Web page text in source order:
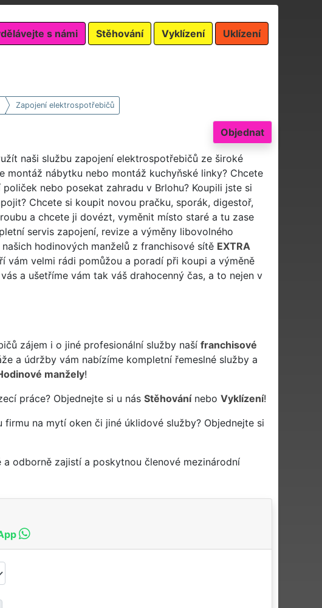
s námi Stěhování Vyklízení Uklízení
Zapojení elektrospotřebičů
Objednat
naši službu zapojení elektrospotřebičů ze široké
montáž nábytku nebo montáž kuchyňské linky? Chcete
nebo posekat zahradu v Brlohu? Koupili jste si
Chcete si koupit novou pračku, sporák, digestoř,
a chcete ji dovézt, vyměnit místo staré a tu zase
servis zapojení, revize a výměny libovolného
hodinových manželů z franchisové sítě EXTRA
vám velmi rádi pomůžou a poradí při koupi a výměně
a ušetříme vám tak váš drahocenný čas, a to nejen v
zájem i o jiné profesionální služby naší franchisové
a údržby vám nabízíme kompletní řemeslné služby a
manžely!
práce? Objednejte si u nás Stěhovánínebo Vyklízení!
na mytí oken či jiné úklidové služby? Objednejte si
a odborně zajistí a poskytnou členové mezinárodní